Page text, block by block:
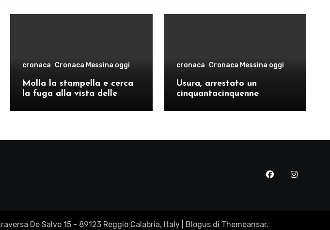
cronaca Cronaca Messina oggi
Molla la stampella e cerca
la fuga alla vista delle
Re
cronaca Cronaca Messina oggi
Usura, arrestato un
cinquantacinquenne
De Salvo 15 - 89123 Reggio Calabria, Italy Blogus di Themeansar.